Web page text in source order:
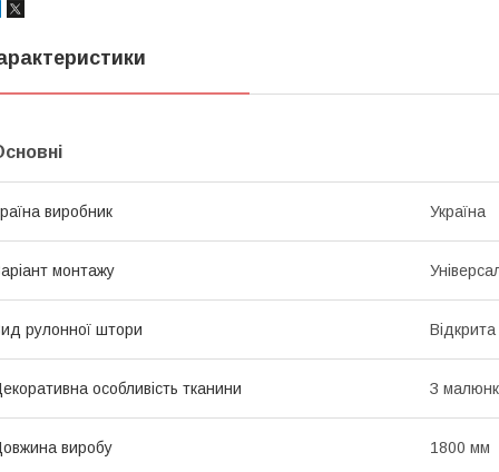
виробник Україна
монтажу
рулонної штори Відкрита
особливість тканини З
виробу 1800 мм